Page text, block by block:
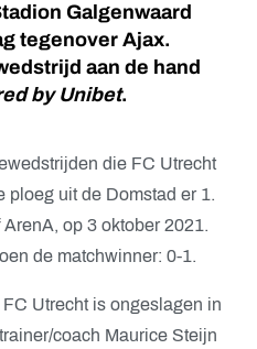
Galgenwaard
tegenover Ajax.
aan de hand
by Unibet.
die FC Utrecht
ploeg uit de Domstad er 1.
op 3 oktober 2021.
de matchwinner: 0-1.
Utrecht is ongeslagen in
coach Maurice Steijn